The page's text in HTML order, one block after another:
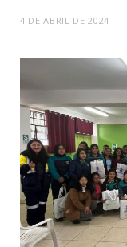
4 DE ABRIL DE 2024